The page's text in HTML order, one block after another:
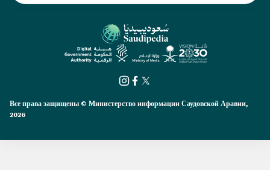
Все права защищены © Министерство информации Саудовской Аравии,
2026